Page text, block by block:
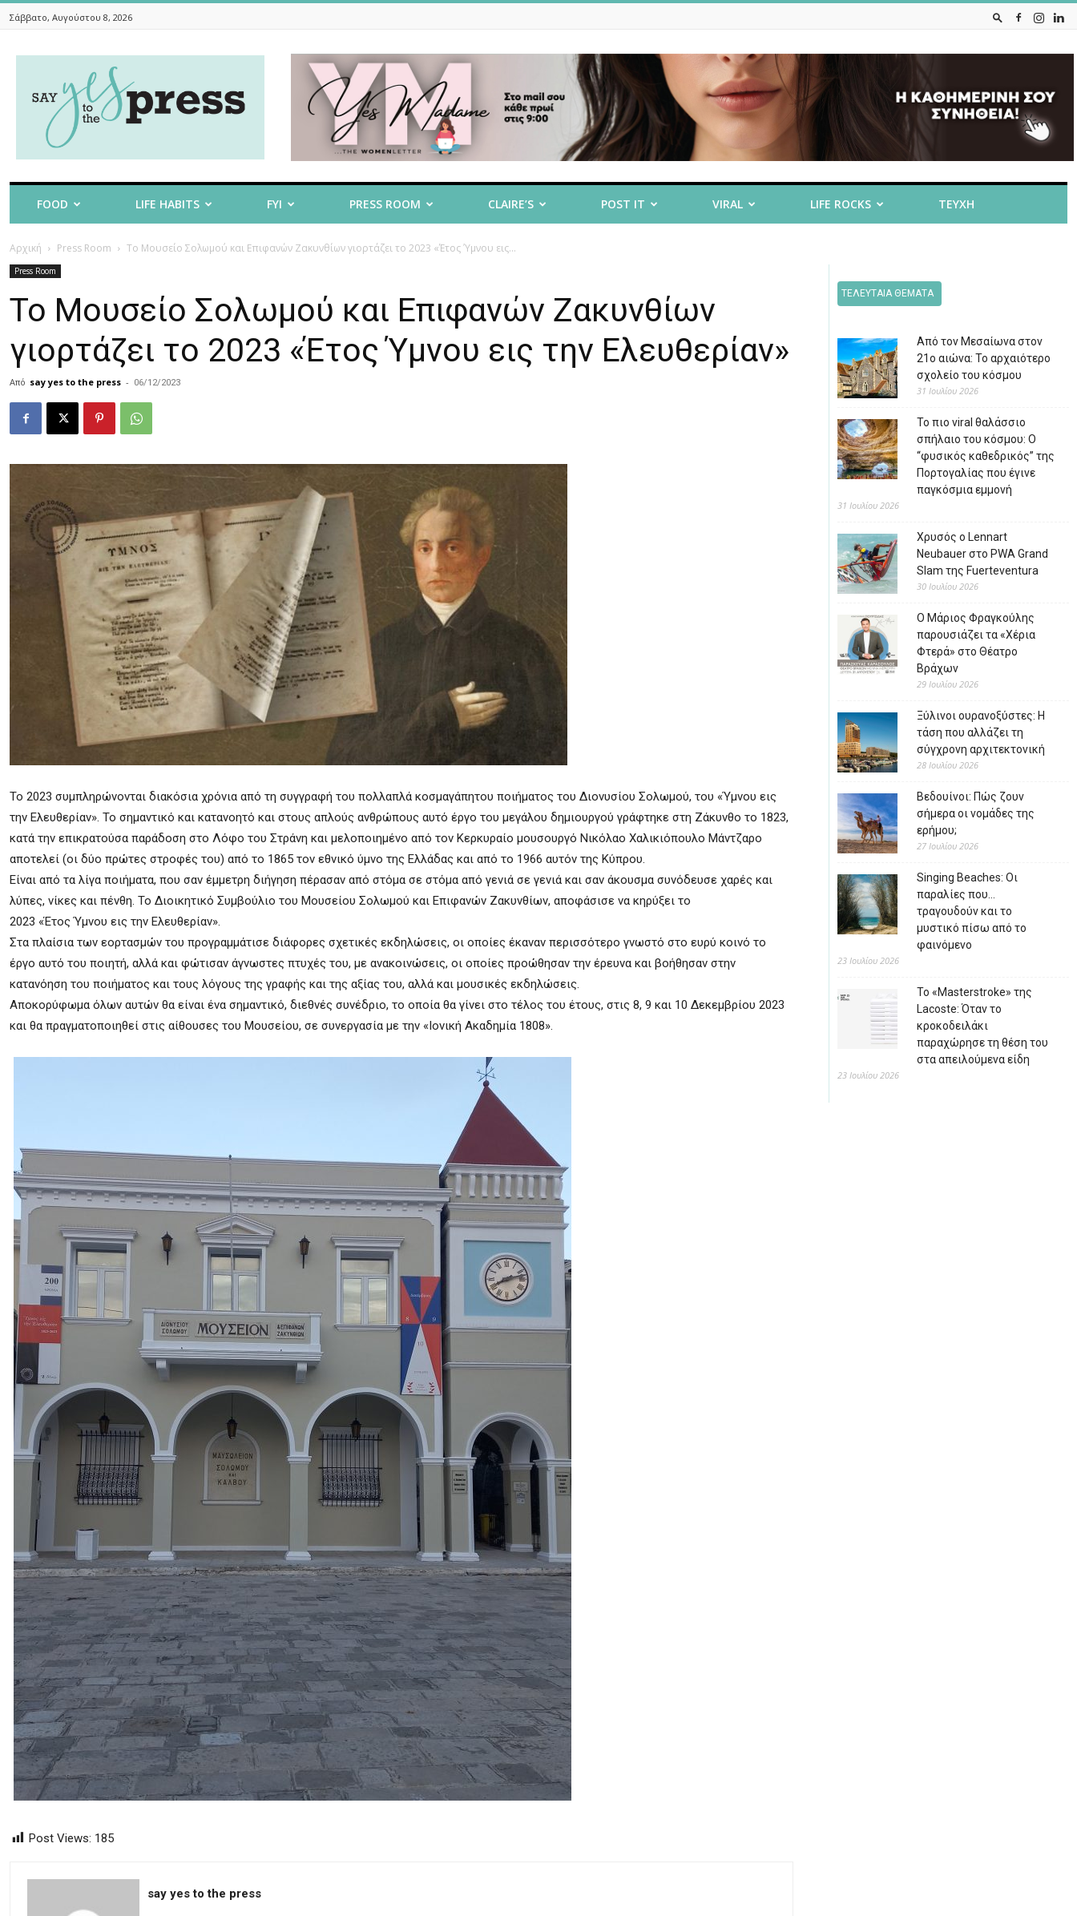
Σάββατο, Αυγούστου 8, 2026
To
The
FOOD LIFE HABITS FYI PRESS ROOM CLAIRE’S POST IT VIRAL LIFE ROCKS ΤΕΥΧΗ
Αρχική Press Room Το Μουσείο Σολωμού και Επιφανών Ζακυνθίων γιορτάζει το 2023 «Έτος Ύμνου εις...
Press Room
Το Μουσείο Σολωμού και Επιφανών Ζακυνθίων
γιορτάζει το 2023 «Έτος Ύμνου εις την Ελευθερίαν»
Από say yes to the press - 06/12/2023
Το 2023 συμπληρώνονται διακόσια χρόνια από τη συγγραφή του πολλαπλά κοσμαγάπητου ποιήματος του Διονυσίου Σολωμού, του «Ύμνου εις
την Ελευθερίαν». Το σημαντικό και κατανοητό και στους απλούς ανθρώπους αυτό έργο του μεγάλου δημιουργού γράφτηκε στη Ζάκυνθο το 1823,
κατά την επικρατούσα παράδοση στο Λόφο του Στράνη και μελοποιημένο από τον Κερκυραίο μουσουργό Νικόλαο Χαλικιόπουλο Μάντζαρο
αποτελεί (οι δύο πρώτες στροφές του) από το 1865 τον εθνικό ύμνο της Ελλάδας και από το 1966 αυτόν της Κύπρου.
Είναι από τα λίγα ποιήματα, που σαν έμμετρη διήγηση πέρασαν από στόμα σε στόμα από γενιά σε γενιά και σαν άκουσμα συνόδευσε χαρές και
λύπες, νίκες και πένθη. Το Διοικητικό Συμβούλιο του Μουσείου Σολωμού και Επιφανών Ζακυνθίων, αποφάσισε να κηρύξει το
2023 «Έτος Ύμνου εις την Ελευθερίαν».
Στα πλαίσια των εορτασμών του προγραμμάτισε διάφορες σχετικές εκδηλώσεις, οι οποίες έκαναν περισσότερο γνωστό στο ευρύ κοινό το
έργο αυτό του ποιητή, αλλά και φώτισαν άγνωστες πτυχές του, με ανακοινώσεις, οι οποίες προώθησαν την έρευνα και βοήθησαν στην
κατανόηση του ποιήματος και τους λόγους της γραφής και της αξίας του, αλλά και μουσικές εκδηλώσεις.
Αποκορύφωμα όλων αυτών θα είναι ένα σημαντικό, διεθνές συνέδριο, το οποία θα γίνει στο τέλος του έτους, στις 8, 9 και 10 Δεκεμβρίου 2023
και θα πραγματοποιηθεί στις αίθουσες του Μουσείου, σε συνεργασία με την «Ιονική Ακαδημία 1808».
Post Views: 185
say yes to the press
ΤΕΛΕΥΤΑΙΑ ΘΕΜΑΤΑ
Από τον Μεσαίωνα στον
21ο αιώνα: Το αρχαιότερο
σχολείο του κόσμου
31 Ιουλίου 2026
Το πιο viral θαλάσσιο
σπήλαιο του κόσμου: Ο
“φυσικός καθεδρικός” της
Πορτογαλίας που έγινε
παγκόσμια εμμονή
31 Ιουλίου 2026
Χρυσός ο Lennart
Neubauer στο PWA Grand
Slam της Fuerteventura
30 Ιουλίου 2026
Ο Μάριος Φραγκούλης
παρουσιάζει τα «Χέρια
Φτερά» στο Θέατρο
Βράχων
29 Ιουλίου 2026
Ξύλινοι ουρανοξύστες: Η
τάση που αλλάζει τη
σύγχρονη αρχιτεκτονική
28 Ιουλίου 2026
Βεδουίνοι: Πώς ζουν
σήμερα οι νομάδες της
ερήμου;
27 Ιουλίου 2026
Singing Beaches: Οι
παραλίες που…
τραγουδούν και το
μυστικό πίσω από το
φαινόμενο
23 Ιουλίου 2026
Το «Masterstroke» της
Lacoste: Όταν το
κροκοδειλάκι
παραχώρησε τη θέση του
στα απειλούμενα είδη
23 Ιουλίου 2026